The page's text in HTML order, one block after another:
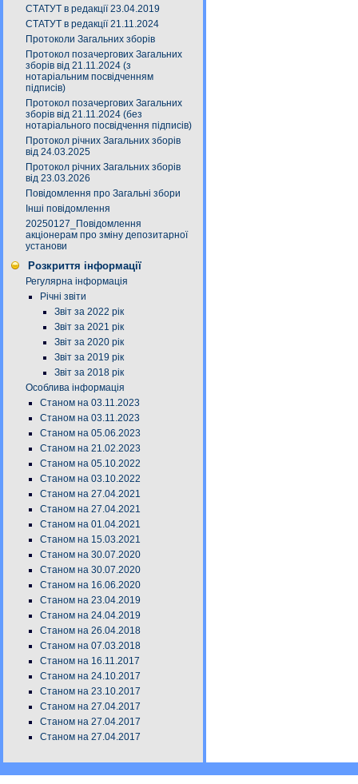
СТАТУТ в редакції 23.04.2019
СТАТУТ в редакції 21.11.2024
Протоколи Загальних зборів
Протокол позачергових Загальних
зборів від 21.11.2024 (з
нотаріальним посвідченням
підписів)
Протокол позачергових Загальних
зборів від 21.11.2024 (без
нотаріального посвідчення підписів)
Протокол річних Загальних зборів
від 24.03.2025
Протокол річних Загальних зборів
від 23.03.2026
Повідомлення про Загальні збори
Інші повідомлення
20250127_Повідомлення
акціонерам про зміну депозитарної
установи
Розкриття інформації
Регулярна інформація
Річні звіти
Звіт за 2022 рік
Звіт за 2021 рік
Звіт за 2020 рік
Звіт за 2019 рік
Звіт за 2018 рік
Особлива інформація
Станом на 03.11.2023
Станом на 03.11.2023
Станом на 05.06.2023
Станом на 21.02.2023
Станом на 05.10.2022
Станом на 03.10.2022
Станом на 27.04.2021
Станом на 27.04.2021
Станом на 01.04.2021
Станом на 15.03.2021
Станом на 30.07.2020
Станом на 30.07.2020
Станом на 16.06.2020
Станом на 23.04.2019
Станом на 24.04.2019
Станом на 26.04.2018
Станом на 07.03.2018
Станом на 16.11.2017
Станом на 24.10.2017
Станом на 23.10.2017
Станом на 27.04.2017
Станом на 27.04.2017
Станом на 27.04.2017